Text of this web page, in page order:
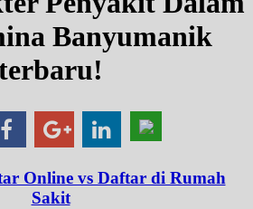
Banyumanik
Online vs Daftar di Rumah
Sakit